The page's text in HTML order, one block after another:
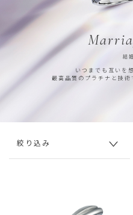
結
いつまでも互いを
最高品質のプラチナと技
絞り込み